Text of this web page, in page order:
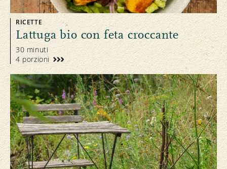
RICETTE
Lattuga bio con feta croccante
30 minuti
4 porzioni